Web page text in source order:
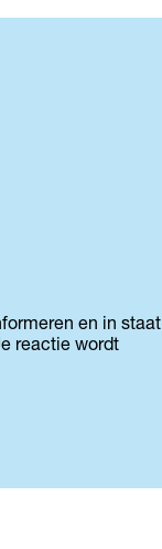
en in staat
reactie wordt